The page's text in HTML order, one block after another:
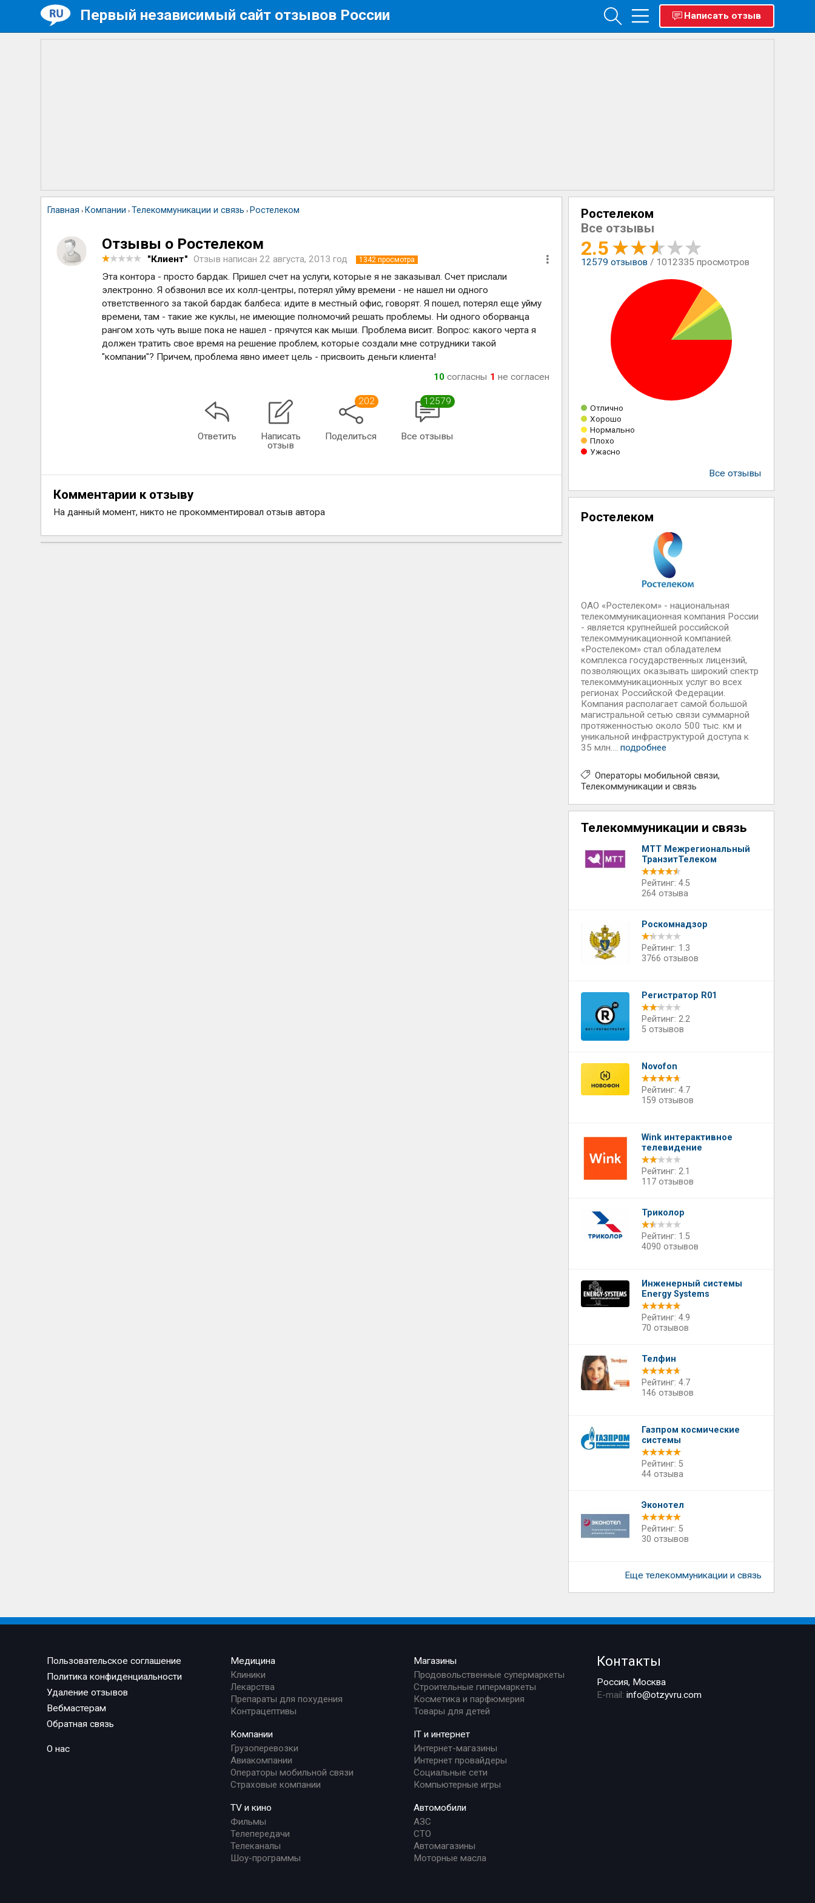
Первый независимый сайт отзывов России Написать отзыв
Главная › Компании › Телекоммуникации и связь › Ростелеком
Отзывы о Ростелеком
"Клиент" Отзыв написан22 августа, 2013 год 1342 просмотра
Эта контора - просто бардак. Пришел счет на услуги, которые я не заказывал. Счет прислали
электронно. Я обзвонил все их колл-центры, потерял уйму времени - не нашел ни одного
ответственного за такой бардак балбеса: идите в местный офис, говорят. Я пошел, потерял еще уйму
времени, там - такие же куклы, не имеющие полномочий решать проблемы. Ни одного оборванца
рангом хоть чуть выше пока не нашел - прячутся как мыши. Проблема висит. Вопрос: какого черта я
должен тратить свое время на решение проблем, которые создали мне сотрудники такой
"компании"? Причем, проблема явно имеет цель - присвоить деньги клиента!
10согласны 1 не согласен
Ответить
Написать
отзыв
202
Поделиться
12579
Все отзывы
Комментарии к отзыву
На данный момент, никто не прокомментировал отзыв автора
Ростелеком
Все отзывы
2.5
12579отзывов / 1012335 просмотров
Отлично
Хорошо
Нормально
Плохо
Ужасно
Все отзывы
Ростелеком
ОАО «Ростелеком» - национальная
телекоммуникационная компания России
- является крупнейшей российской
телекоммуникационной компанией.
«Ростелеком» стал обладателем
комплекса государственных лицензий,
позволяющих оказывать широкий спектр
телекоммуникационных услуг во всех
регионах Российской Федерации.
Компания располагает самой большой
магистральной сетью связи суммарной
протяженностью около 500 тыс. км и
уникальной инфраструктурой доступа к
35 млн.... подробнее
Операторы мобильной связи
Телекоммуникации и связь
Телекоммуникации и связь
МТТ Межрегиональный
ТранзитТелеком
Рейтинг: 4.5
264 отзыва
Роскомнадзор
Рейтинг: 1.3
3766 отзывов
Регистратор R01
Рейтинг: 2.2
5 отзывов
Novofon
Рейтинг: 4.7
159 отзывов
Wink интерактивное
телевидение
Рейтинг: 2.1
117 отзывов
Триколор
Рейтинг: 1.5
4090 отзывов
Инженерный системы
Energy Systems
Рейтинг: 4.9
70 отзывов
Телфин
Рейтинг: 4.7
146 отзывов
Газпром космические
системы
Рейтинг: 5
44 отзыва
Эконотел
Рейтинг: 5
30 отзывов
Еще телекоммуникации и связь
Пользовательское соглашение
Политика конфиденциальности
Удаление отзывов
Вебмастерам
Обратная связь
О нас
Медицина
Клиники
Лекарства
Препараты для похудения
Контрацептивы
Компании
Грузоперевозки
Авиакомпании
Операторы мобильной связи
Страховые компании
TV и кино
Фильмы
Телепередачи
Телеканалы
Шоу-программы
Магазины
Продовольственные супермаркеты
Строительные гипермаркеты
Косметика и парфюмерия
Товары для детей
IT и интернет
Интернет-магазины
Интернет провайдеры
Социальные сети
Компьютерные игры
Автомобили
АЗС
СТО
Автомагазины
Моторные масла
Контакты
Россия, Москва
E-mail:info@otzyvru.com